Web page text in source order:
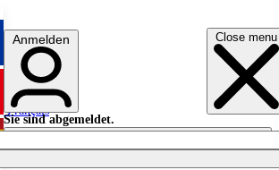
Close menu
English
Français
Anmelden
Sie sind abgemeldet.
Anmelden
Licht aus